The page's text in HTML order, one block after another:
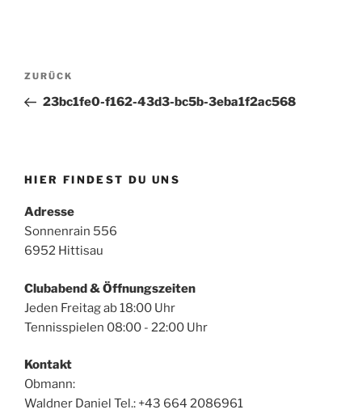
Beitragsnavigation
Vorheriger
Beitrag
ZURÜCK
23bc1fe0-f162-43d3-bc5b-3eba1f2ac568
HIER FINDEST DU UNS
Adresse
Sonnenrain 556
6952 Hittisau
Clubabend & Öffnungszeiten
Jeden Freitag ab 18:00 Uhr
Tennisspielen 08:00 - 22:00 Uhr
Kontakt
Obmann:
Waldner Daniel Tel.: +43 664 2086961